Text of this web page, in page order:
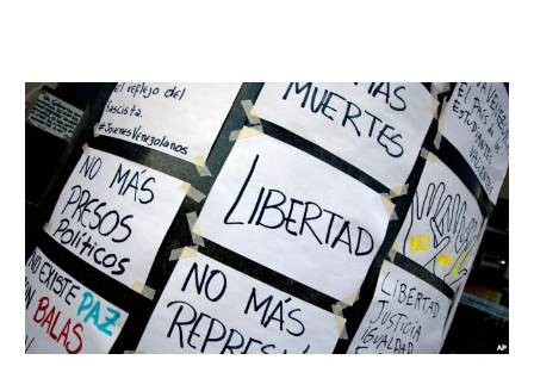
Hagamos
Las
Paces
Derechos
Humanos
6D